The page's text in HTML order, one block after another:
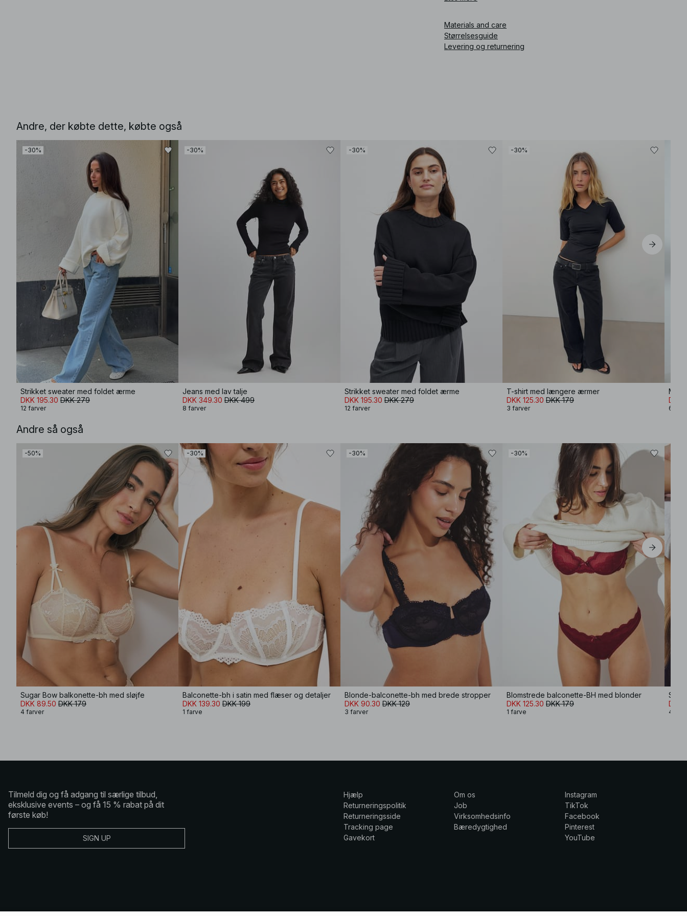
Materials and care
Størrelsesguide
Levering og returnering
Andre, der købte dette, købte også
-30%
Strikket sweater med foldet ærme
DKK 195.30 DKK 279
12 farver
-30%
Jeans med lav talje
DKK 349.30 DKK 499
8 farver
-30%
Strikket sweater med foldet ærme
DKK 195.30 DKK 279
12 farver
-30%
T-shirt med længere ærmer
DKK 125.30 DKK 179
3 farver
Mid
DKK
6
Andre så også
-50%
Sugar Bow balkonette-bh med sløjfe
DKK 89.50 DKK 179
4 farver
-30%
Balconette-bh i satin med flæser og detaljer
DKK 139.30 DKK 199
1 farve
-30%
Blonde-balconette-bh med brede stropper
DKK 90.30 DKK 129
3 farver
-30%
Blomstrede balconette-BH med blonder
DKK 125.30 DKK 179
1 farve
DKK
4
Tilmeld dig og få adgang til særlige tilbud,
eksklusive events – og få 15 % rabat på dit
første køb!
SIGN UP
Hjælp
Returneringspolitik
Returneringsside
Tracking page
Gavekort
Om os
Job
Virksomhedsinfo
Bæredygtighed
Instagram
TikTok
Facebook
Pinterest
YouTube